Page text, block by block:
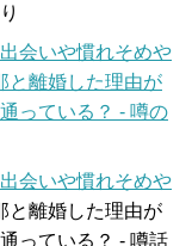
会いや慣れそめや
と離婚した理由が
っている？ - 噂の
会いや慣れそめや
と離婚した理由が
っている？ - 噂話